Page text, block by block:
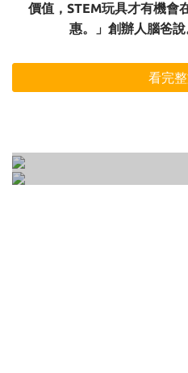
價值，STEM玩具才有機會
惠。」創辦人腦爸
看完
一次培養的10種開
如何正確的選一個適合